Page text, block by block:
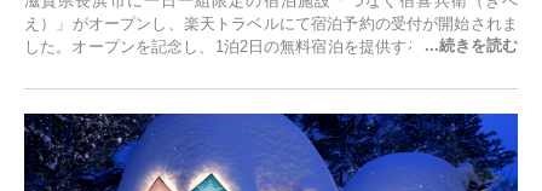
え）」がオープンし、楽天トラベルにて宿泊予約の受付が開始されま
した。オープンを記念し、1泊2日の無料宿泊を提供するキャンペーン
一組限定の宿だからこそ叶う、大切な人との特別な時間を体験いただ
けます。